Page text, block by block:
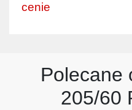
cenie
Polecane
205/60